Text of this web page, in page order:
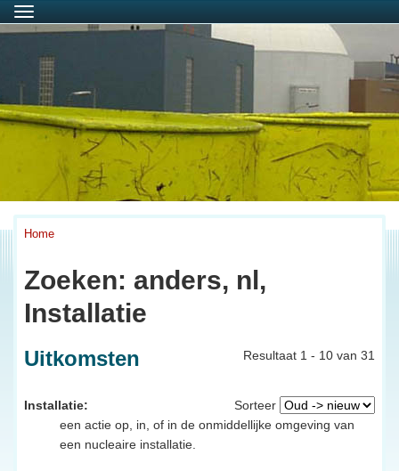
Menu
Home
Zoeken: anders, nl,
Installatie
Resultaat 1 - 10 van 31
Uitkomsten
Sorteer
Installatie:
een actie op, in, of in de onmiddellijke omgeving van
een nucleaire installatie.